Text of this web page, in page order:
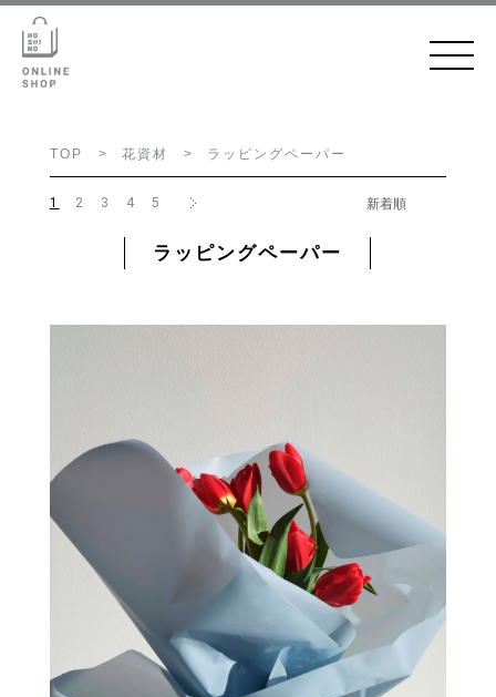
TOP 花資材 ラッピングペーパー
1 2 3 4 5
ラッピングペーパー